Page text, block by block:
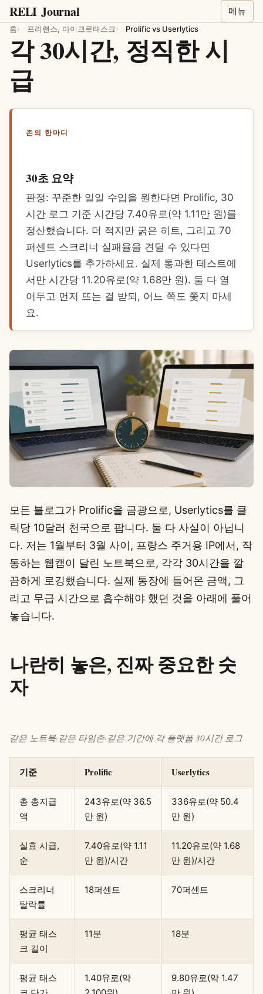
RELI Journal 메뉴
홈 프리랜스, 마이크로태스크 Prolific vs Userlytics
각 30시간, 정직한 시
급
존의 한마디
30초 요약
판정: 꾸준한 일일 수입을 원한다면 Prolific, 30
시간 로그 기준 시간당 7.40유로(약 1.11만 원)를
정산했습니다. 더 적지만 굵은 히트, 그리고 70
퍼센트 스크리너 실패율을 견딜 수 있다면
Userlytics를 추가하세요. 실제 통과한 테스트에
서만 시간당 11.20유로(약 1.68만 원). 둘 다 열
어두고 먼저 뜨는 걸 받되, 어느 쪽도 쫓지 마세
요.
모든 블로그가 Prolific을 금광으로, Userlytics를 클
릭당 10달러 천국으로 팝니다. 둘 다 사실이 아닙니
다. 저는 1월부터 3월 사이, 프랑스 주거용 IP에서, 작
동하는 웹캠이 달린 노트북으로, 각각 30시간을 깔
끔하게 로깅했습니다. 실제 통장에 들어온 금액, 그
리고 무급 시간으로 흡수해야 했던 것을 아래에 풀어
놓습니다.
나란히 놓은, 진짜 중요한 숫
자
같은 노트북·같은 타임존·같은 기간에 각 플랫폼 30시간 로그
기준 Prolific Userlytics
총 총지급
액
243유로(약 36.5
만 원)
336유로(약 50.4
만 원)
실효 시급,
순
7.40유로(약 1.11
만 원)/시간
11.20유로(약 1.68
만 원)/시간
스크리너
탈락률
18퍼센트 70퍼센트
평균 태스
크 길이
11분 18분
평균 태스
1.40유로(약
9.80유로(약 1.47